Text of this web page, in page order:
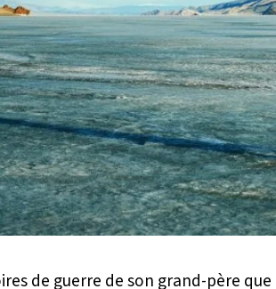
de guerre de son grand-père que